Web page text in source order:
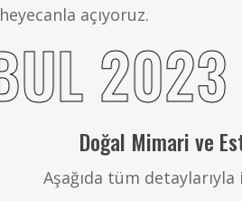
açıyoruz.
2023
Doğal Mimari ve
Aşağıda tüm